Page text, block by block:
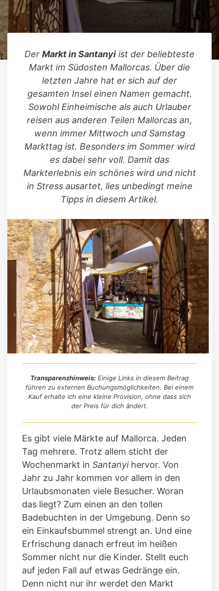
Der Markt in Santanyi ist der beliebteste
Markt im Südosten Mallorcas. Über die
letzten Jahre hat er sich auf der
gesamten Insel einen Namen gemacht.
Sowohl Einheimische als auch Urlauber
reisen aus anderen Teilen Mallorcas an,
wenn immer Mittwoch und Samstag
Markttag ist. Besonders im Sommer wird
es dabei sehr voll. Damit das
Markterlebnis ein schönes wird und nicht
in Stress ausartet, lies unbedingt meine
Tipps in diesem Artikel.
Transparenzhinweis: Einige Links in diesem Beitrag
führen zu externen Buchungsmöglichkeiten. Bei einem
Kauf erhalte ich eine kleine Provision, ohne dass sich
der Preis für dich ändert.
Es gibt viele Märkte auf Mallorca. Jeden
Tag mehrere. Trotz allem sticht der
Wochenmarkt in Santanyi hervor. Von
Jahr zu Jahr kommen vor allem in den
Urlaubsmonaten viele Besucher. Woran
das liegt? Zum einen an den tollen
Badebuchten in der Umgebung. Denn so
ein Einkaufsbummel strengt an. Und eine
Erfrischung danach erfreut im heißen
Sommer nicht nur die Kinder. Stellt euch
auf jeden Fall auf etwas Gedränge ein.
Denn nicht nur ihr werdet den Markt